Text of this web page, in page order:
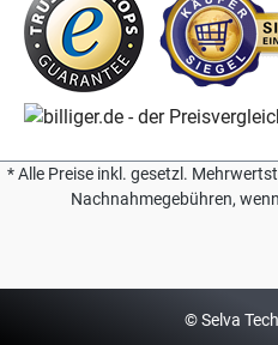
* Alle Preise inkl. gesetzl.
Nachnahmegebühren,
© Selva